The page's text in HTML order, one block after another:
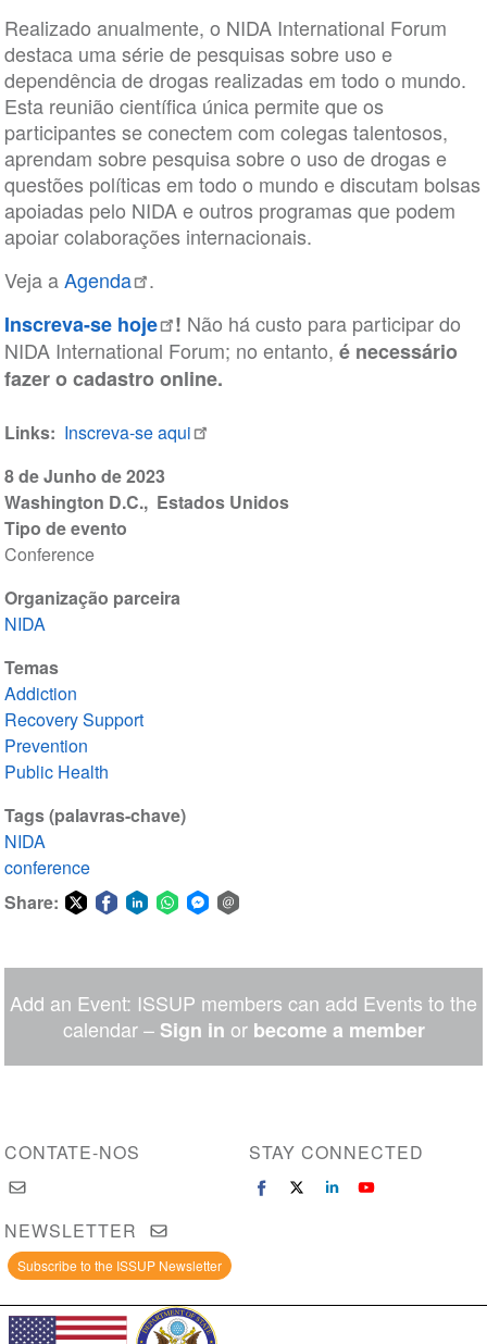
8 de Junho de 2023
Washington D.C. Estados Unidos
Tipo de evento
Conference
Organização parceira
NIDA
Temas
Addiction
Recovery Support
Prevention
Public Health
Tags (palavras-chave)
NIDA
conference
Share:
Messenger
Realizado anualmente, o NIDA International Forum
destaca uma série de pesquisas sobre uso e
dependência de drogas realizadas em todo o mundo.
Esta reunião científica única permite que os
participantes se conectem com colegas talentosos,
aprendam sobre pesquisa sobre o uso de drogas e
questões políticas em todo o mundo e discutam bolsas
apoiadas pelo NIDA e outros programas que podem
apoiar colaborações internacionais.
Veja aAgenda
.
Inscreva-se hoje
! Não há custo para participar do
NIDA International Forum; no entanto, é necessário
fazer o cadastro online.
Links Inscreva-se aqui
Add an Event: ISSUP members can add Events to the
calendar – Sign in or become a member
CONTATE-NOS STAY CONNECTED
NEWSLETTER
Subscribe to the ISSUP Newsletter